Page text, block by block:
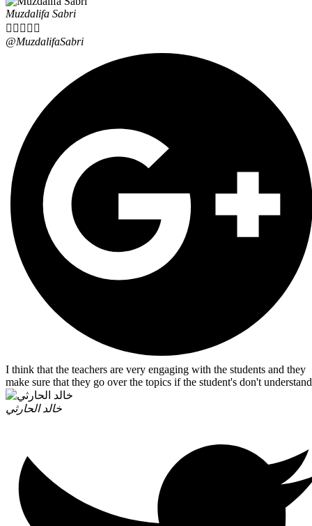
Muzdalifa Sabri
    
@MuzdalifaSabri
I think that the teachers are very engaging with the students and they
make sure that they go over the topics if the student's don't
خالد الحارثي